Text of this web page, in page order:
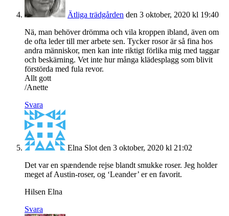
Ätliga trädgården den 3 oktober, 2020 kl 19:40
Nä, man behöver drömma och vila kroppen ibland, även om
de ofta leder till mer arbete sen. Tycker rosor är så fina hos
andra människor, men kan inte riktigt förlika mig med taggar
och beskärning. Vet inte hur många klädesplagg som blivit
förstörda med fula revor.
Allt gott
/Anette
Svara
Elna Slot den 3 oktober, 2020 kl 21:02
Det var en spændende rejse blandt smukke roser. Jeg holder
meget af Austin-roser, og ‘Leander’ er en favorit.
Hilsen Elna
Svara